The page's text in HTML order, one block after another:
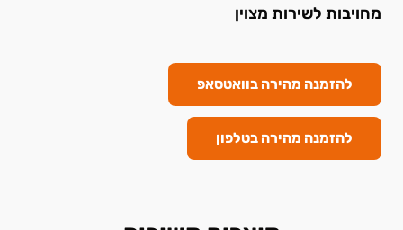
מחויבות לשירות מצוין
להזמנה מהירה בוואטסאפ
להזמנה מהירה בטלפון